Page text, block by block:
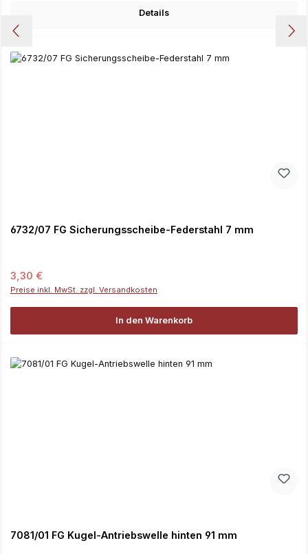
Details
6732/07 FG Sicherungsscheibe-Federstahl 7 mm
Regulärer Preis:
3,30 €
Preise inkl. MwSt. zzgl. Versandkosten
In den Warenkorb
7081/01 FG Kugel-Antriebswelle hinten 91 mm